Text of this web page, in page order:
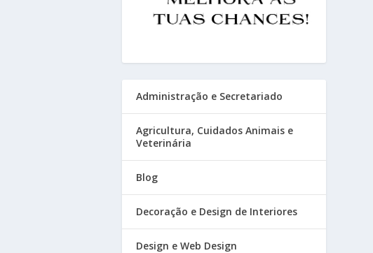
Administração e Secretariado
Agricultura, Cuidados Animais e
Veterinária
Blog
Decoração e Design de Interiores
Design e Web Design